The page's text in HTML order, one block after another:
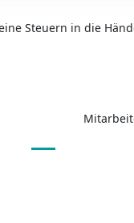
Steuern in die